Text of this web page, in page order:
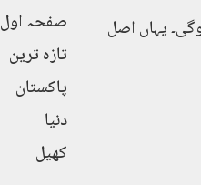
یہاں اصل
صفحہ اول
تازہ ترین
پاکستان
دنیا
کھیل